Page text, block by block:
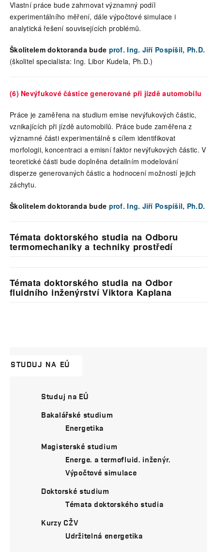
Vlastní práce bude zahrnovat významný podíl
experimentálního měření, dále výpočtové simulace i
analytická řešení souvisejících problémů.
Školitelem doktoranda bude prof. Ing. Jiří Pospíšil, Ph.D.
(školitel specialista: Ing. Libor Kudela, Ph.D.)
(6) Nevýfukové částice generované při jízdě automobilu
Práce je zaměřena na studium emise nevýfukových částic,
vznikajících při jízdě automobilů. Práce bude zaměřena z
významné části experimentálně s cílem identifikovat
morfologii, koncentraci a emisní faktor nevýfukových částic. V
teoretické části bude doplněna detailním modelování
disperze generovaných částic a hodnocení možností jejich
záchytu.
Školitelem doktoranda bude prof. Ing. Jiří Pospíšil, Ph.D.
Témata doktorského studia na Odboru
termomechaniky a techniky prostředí
Témata doktorského studia na Odbor
fluidního inženýrství Viktora Kaplana
STUDUJ NA EÚ
Studuj na EÚ
Bakalářské studium
Energetika
Magisterské studium
Energe. a termofluid. inženýr.
Výpočtové simulace
Doktorské studium
Témata doktorského studia
Kurzy CŽV
Udržitelná energetika